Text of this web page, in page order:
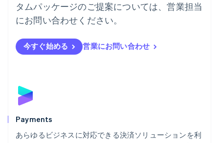
タムパッケージのご提案については、営業担当
にお問い合わせください。
今すぐ始める 営業にお問い合わせ
Payments
あらゆるビジネスに対応できる決済ソリューションを利
ハンガリー
English
EnglishSvenska
ブラジル
ブルガリア
English
Nederlands
English